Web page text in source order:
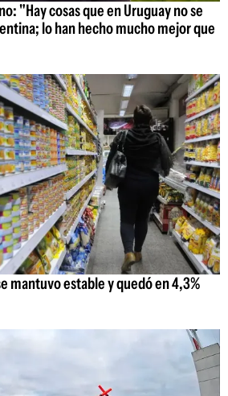
"Hay cosas que en Uruguay no se
lo han hecho mucho mejor que
mantuvo estable y quedó en 4,3%